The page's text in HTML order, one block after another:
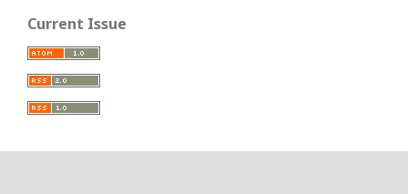
Current Issue